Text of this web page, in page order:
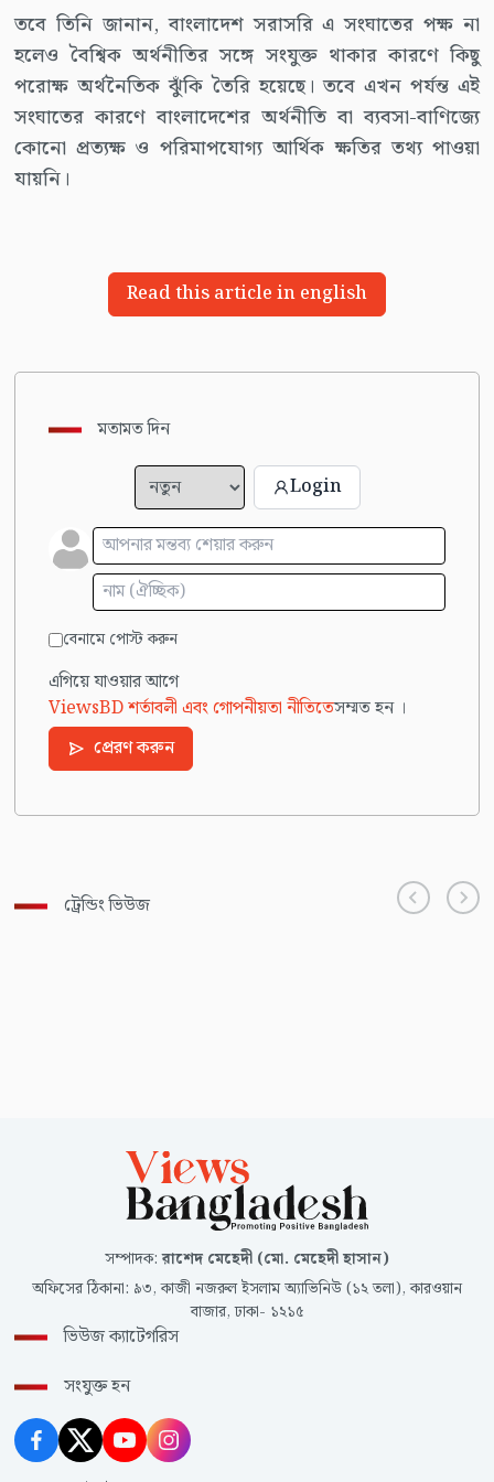
তবে তিনি জানান, বাংলাদেশ সরাসরি এ সংঘাতের পক্ষ না
হলেও বৈশ্বিক অর্থনীতির সঙ্গে সংযুক্ত থাকার কারণে কিছু
পরোক্ষ অর্থনৈতিক ঝুঁকি তৈরি হয়েছে। তবে এখন পর্যন্ত এই
সংঘাতের কারণে বাংলাদেশের অর্থনীতি বা ব্যবসা-বাণিজ্যে
কোনো প্রত্যক্ষ ও পরিমাপযোগ্য আর্থিক ক্ষতির তথ্য পাওয়া
যায়নি।
Read this article in english
মতামত দিন
Login
বেনামে পোস্ট করুন
এগিয়ে যাওয়ার আগে
ViewsBD শর্তাবলী এবং গোপনীয়তা নীতিতেসম্মত হন ।
প্রেরণ করুন
ট্রেন্ডিং ভিউজ
সম্পাদক:রাশেদ মেহেদী (মো. মেহেদী হাসান)
অফিসের ঠিকানা: ৯৩, কাজী নজরুল ইসলাম অ্যাভিনিউ (১২ তলা), কারওয়ান
বাজার, ঢাকা- ১২১৫
ভিউজ ক্যাটেগরিস
সংযুক্ত হন